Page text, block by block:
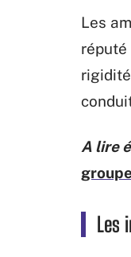
Les
réputé
A lire
Les